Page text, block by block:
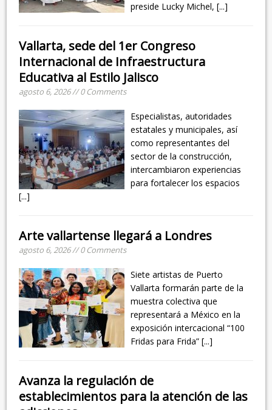
preside Lucky Michel,[...]
Vallarta, sede del 1er Congreso
Internacional de Infraestructura
Educativa al Estilo Jalisco
agosto 6, 2026 // 0 Comments
Especialistas, autoridades
estatales y municipales, así
como representantes del
sector de la construcción,
intercambiaron experiencias
para fortalecer los espacios
[...]
Arte vallartense llegará a Londres
agosto 6, 2026 // 0 Comments
Siete artistas de Puerto
Vallarta formarán parte de la
muestra colectiva que
representará a México en la
exposición intercacional “100
Fridas para Frida”[...]
Avanza la regulación de
establecimientos para la atención de las